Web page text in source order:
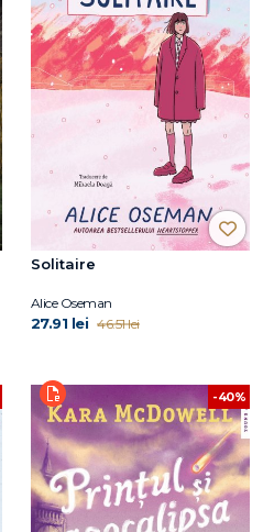
Solitaire
Alice Oseman
27.91 lei 46.51 lei
-40%